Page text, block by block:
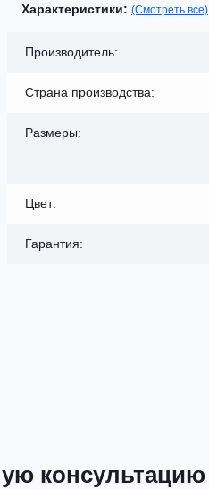
Характеристики: (Смотреть все)
Производитель:
Страна производства:
Размеры:
Цвет:
Гарантия:
консультацию